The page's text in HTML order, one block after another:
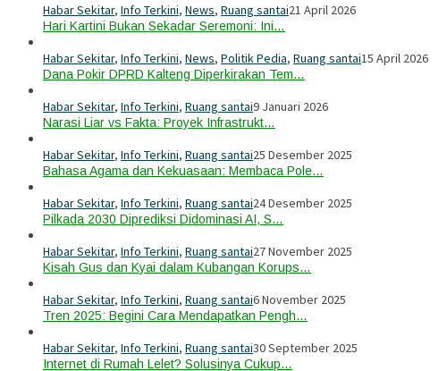
Habar Sekitar, Info Terkini, News, Ruang santai21 April 2026
Hari Kartini Bukan Sekadar Seremoni: Ini…
Habar Sekitar, Info Terkini, News, Politik Pedia, Ruang santai15 April 2026
Dana Pokir DPRD Kalteng Diperkirakan Tem…
Habar Sekitar, Info Terkini, Ruang santai9 Januari 2026
Narasi Liar vs Fakta: Proyek Infrastrukt…
Habar Sekitar, Info Terkini, Ruang santai25 Desember 2025
Bahasa Agama dan Kekuasaan: Membaca Pole…
Habar Sekitar, Info Terkini, Ruang santai24 Desember 2025
Pilkada 2030 Diprediksi Didominasi AI, S…
Habar Sekitar, Info Terkini, Ruang santai27 November 2025
Kisah Gus dan Kyai dalam Kubangan Korups…
Habar Sekitar, Info Terkini, Ruang santai6 November 2025
Tren 2025: Begini Cara Mendapatkan Pengh…
Habar Sekitar, Info Terkini, Ruang santai30 September 2025
Internet di Rumah Lelet? Solusinya Cukup…